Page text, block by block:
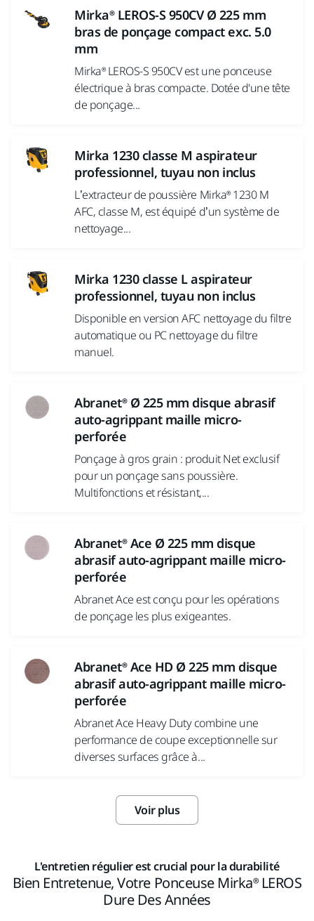
Mirka® LEROS-S 950CV Ø 225 mm
bras de ponçage compact exc. 5.0
mm
Mirka® LEROS-S 950CV est une ponceuse
électrique à bras compacte. Dotée d'une tête
de ponçage...
Mirka 1230 classe M aspirateur
professionnel, tuyau non inclus
L’extracteur de poussière Mirka® 1230 M
AFC, classe M, est équipé d’un système de
nettoyage...
Mirka 1230 classe L aspirateur
professionnel, tuyau non inclus
Disponible en version AFC nettoyage du filtre
automatique ou PC nettoyage du filtre
manuel.
Abranet® Ø 225 mm disque abrasif
auto-agrippant maille micro-
perforée
Ponçage à gros grain : produit Net exclusif
pour un ponçage sans poussière.
Multifonctions et résistant,...
Abranet® Ace Ø 225 mm disque
abrasif auto-agrippant maille micro-
perforée
Abranet Ace est conçu pour les opérations
de ponçage les plus exigeantes.
Abranet® Ace HD Ø 225 mm disque
abrasif auto-agrippant maille micro-
perforée
Abranet Ace Heavy Duty combine une
performance de coupe exceptionnelle sur
diverses surfaces grâce à...
Voir plus
L'entretien régulier est crucial pour la durabilité
Bien Entretenue, Votre Ponceuse Mirka® LEROS
Dure Des Années